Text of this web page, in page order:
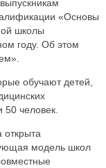
«Основы
школы
году. Об этом
обучают детей,
человек.
открыта
модель школ